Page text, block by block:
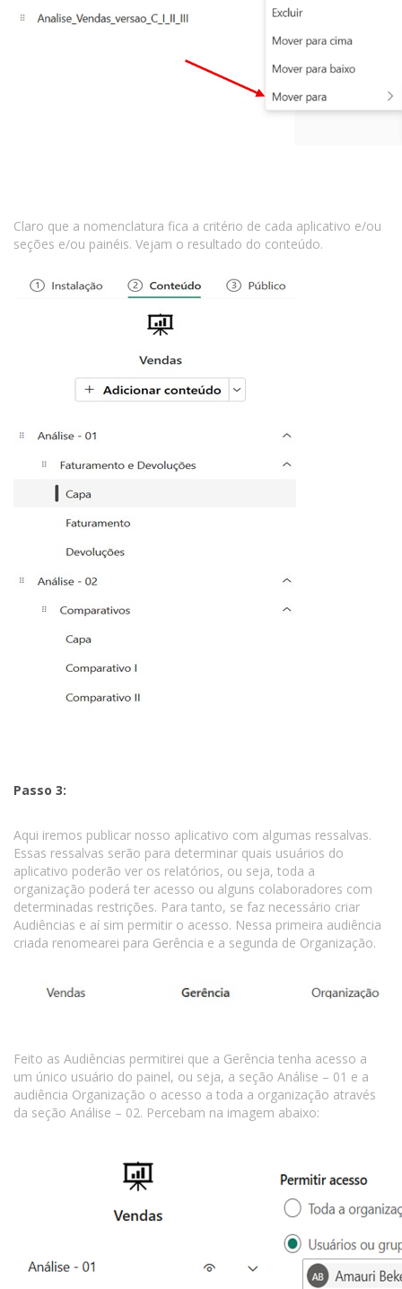
Claro que a nomenclatura fica a critério de cada aplicativo e/ou
seções e/ou painéis. Vejam o resultado do conteúdo.
Passo 3:
Aqui iremos publicar nosso aplicativo com algumas ressalvas.
Essas ressalvas serão para determinar quais usuários do
aplicativo poderão ver os relatórios, ou seja, toda a
organização poderá ter acesso ou alguns colaboradores com
determinadas restrições. Para tanto, se faz necessário criar
Audiências e aí sim permitir o acesso. Nessa primeira audiência
criada renomearei para Gerência e a segunda de Organização.
Feito as Audiências permitirei que a Gerência tenha acesso a
um único usuário do painel, ou seja, a seção Análise – 01 e a
audiência Organização o acesso a toda a organização através
da seção Análise – 02. Percebam na imagem abaixo: